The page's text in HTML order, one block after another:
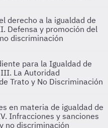
derecho a la igualdad de
Defensa y promoción del
discriminación
para la Igualdad de
La Autoridad
Trato y No Discriminación
en materia de igualdad de
Infracciones y sanciones
no discriminación